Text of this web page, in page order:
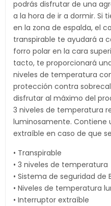
podrás disfrutar de una
a la hora de ir a dormir. Si
en la zona de espalda, el
transpirable te ayudará a
forro polar en la cara
tacto, te proporcionará
niveles de temperatura
protección contra
disfrutar al máximo del
3 niveles de temperatura
luminosamente.
extraíble en caso de que
• Transpirable
• 3 niveles de temperatura
• Sistema de seguridad de
• Niveles de temperatura
• Interruptor extraíble